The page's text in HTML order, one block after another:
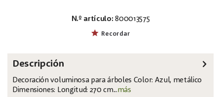
N.º artículo: 800013575
Recordar
Descripción
Decoración voluminosa para árboles Color: Azul, metálico
Dimensiones: Longitud: 270 cm...más